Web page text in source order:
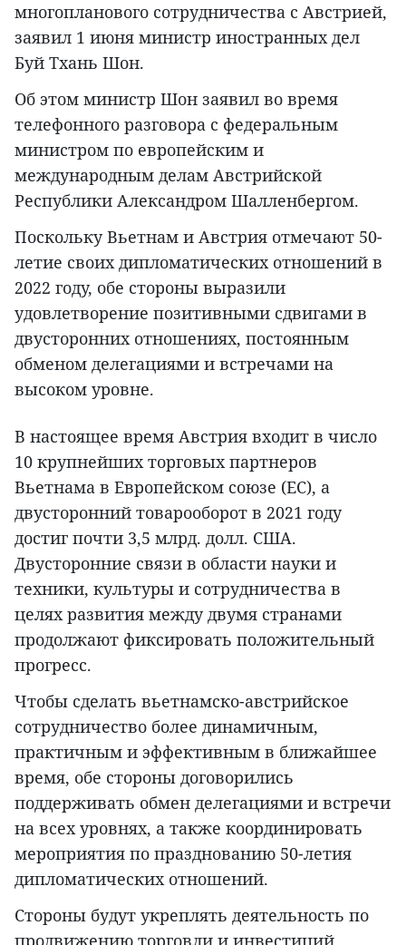
многопланового сотрудничества с Австрией,
заявил 1 июня министр иностранных дел
Буй Тхань Шон.
Об этом министр Шон заявил во время
телефонного разговора с федеральным
министром по европейским и
международным делам Австрийской
Республики Александром Шалленбергом.
Поскольку Вьетнам и Австрия отмечают 50-
летие своих дипломатических отношений в
2022 году, обе стороны выразили
удовлетворение позитивными сдвигами в
двусторонних отношениях, постоянным
обменом делегациями и встречами на
высоком уровне.
В настоящее время Австрия входит в число
10 крупнейших торговых партнеров
Вьетнама в Европейском союзе (ЕС), а
двусторонний товарооборот в 2021 году
достиг почти 3,5 млрд. долл. США.
Двусторонние связи в области науки и
техники, культуры и сотрудничества в
целях развития между двумя странами
продолжают фиксировать положительный
прогресс.
Чтобы сделать вьетнамско-австрийское
сотрудничество более динамичным,
практичным и эффективным в ближайшее
время, обе стороны договорились
поддерживать обмен делегациями и встречи
на всех уровнях, а также координировать
мероприятия по празднованию 50-летия
дипломатических отношений.
Стороны будут укреплять деятельность по
продвижению торговли и инвестиций,